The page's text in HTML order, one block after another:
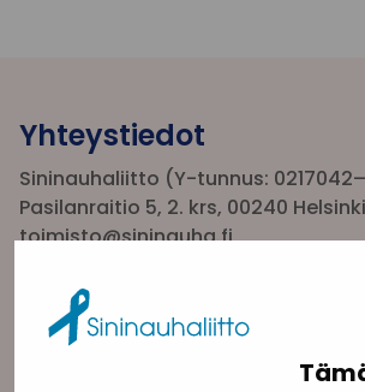
Yhteystiedot
Sininauhaliitto (Y-tunnus:
Pasilanraitio 5, 2. krs, 00240 Helsinki
toimisto@sininauha.fi